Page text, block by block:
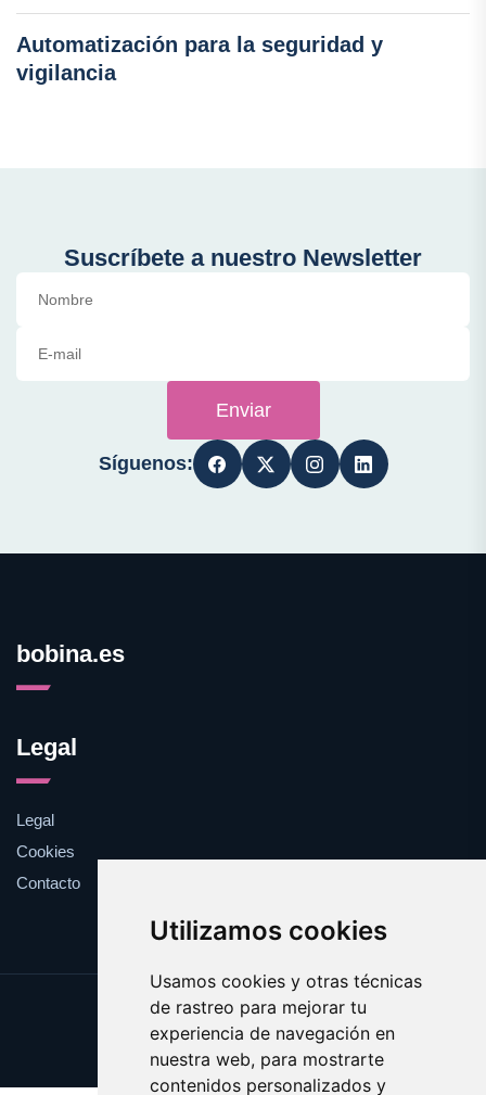
Utilizamos cookies
Usamos cookies y otras técnicas
de rastreo para mejorar tu
experiencia de navegación en
nuestra web, para mostrarte
contenidos personalizados y
Automatización para la seguridad y
vigilancia
Suscríbete a nuestro Newsletter
Enviar
Síguenos:
bobina.es
Legal
Legal
Cookies
Contacto
Update cookies preferences
Copyright © 2025 bobina.es